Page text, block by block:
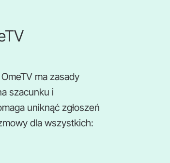
ma zasady
szacunku i
uniknąć zgłoszeń
dla wszystkich: